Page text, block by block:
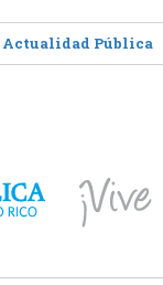
Actualidad Pública